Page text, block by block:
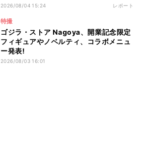
2026/08/04 15:24 レポート
特撮
ゴジラ・ストア Nagoya、開業記念限定
フィギュアやノベルティ、コラボメニュ
ー発表!
2026/08/03 16:01